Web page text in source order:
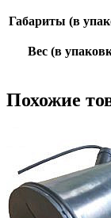
Габариты (в
Вес (в
Похожие